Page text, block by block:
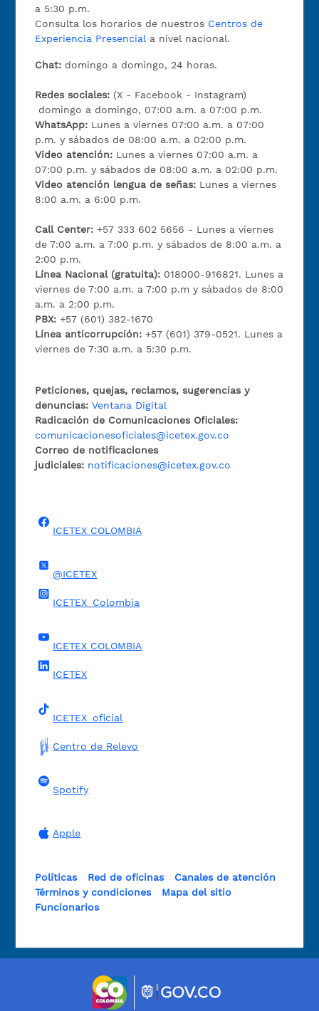
a 5:30 p.m.
Consulta los horarios de nuestros Centros de
Experiencia Presencial a nivel nacional.
Chat: domingo a domingo, 24 horas.
Redes sociales: (X - Facebook - Instagram)
domingo a domingo, 07:00 a.m. a 07:00 p.m.
WhatsApp: Lunes a viernes 07:00 a.m. a 07:00
p.m. y sábados de 08:00 a.m. a 02:00 p.m.
Video atención: Lunes a viernes 07:00 a.m. a
07:00 p.m. y sábados de 08:00 a.m. a 02:00 p.m.
Video atención lengua de señas: Lunes a viernes
8:00 a.m. a 6:00 p.m.
Call Center:+57 333 602 5656 - Lunes a viernes
de 7:00 a.m. a 7:00 p.m. y sábados de 8:00 a.m. a
2:00 p.m.
Línea Nacional (gratuita): 018000-916821. Lunes a
viernes de 7:00 a.m. a 7:00 p.m y sábados de 8:00
a.m. a 2:00 p.m.
PBX:+57 (601) 382-1670
Línea anticorrupción:+57 (601) 379-0521. Lunes a
viernes de 7:30 a.m. a 5:30 p.m.
Peticiones, quejas, reclamos, sugerencias y
denuncias: Ventana Digital
Radicación de Comunicaciones Oficiales:
comunicacionesoficiales@icetex.gov.co
Correo de notificaciones
judiciales: notificaciones@icetex.gov.co
ICETEX COLOMBIA
@ICETEX
ICETEX_Colombia
ICETEX COLOMBIA
ICETEX
ICETEX_oficial
Centro de Relevo
Spotify
Apple
Políticas Red de oficinas
Canales de atención
Términos y condiciones
Mapa del sitio
Funcionarios